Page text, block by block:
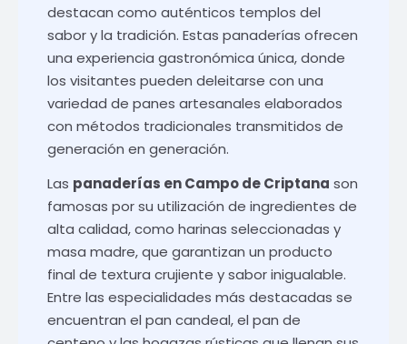
destacan como auténticos templos del
sabor y la tradición. Estas panaderías ofrecen
una experiencia gastronómica única, donde
los visitantes pueden deleitarse con una
variedad de panes artesanales elaborados
con métodos tradicionales transmitidos de
generación en generación.
Las panaderías en Campo de Criptana son
famosas por su utilización de ingredientes de
alta calidad, como harinas seleccionadas y
masa madre, que garantizan un producto
final de textura crujiente y sabor inigualable.
Entre las especialidades más destacadas se
encuentran el pan candeal, el pan de